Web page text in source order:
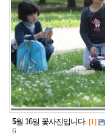
1
6
5월 16일 꽃사진입니다. [1]